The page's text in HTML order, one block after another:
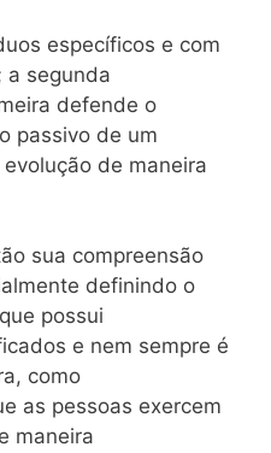
específicos e com
a segunda
defende o
passivo de um
de maneira
compreensão
definindo o
possui
e nem sempre é
como
as pessoas exercem
maneira